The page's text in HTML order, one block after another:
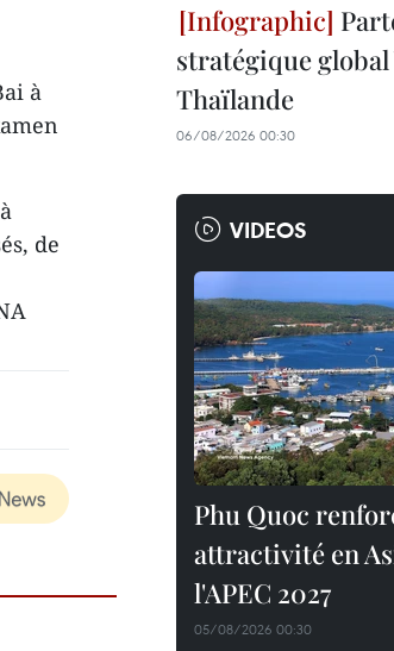
à
de
stratégique
Thaïlande
06/08/2026 00:30
VIDEOS
Phu Quoc
attractivité en
l'APEC 2027
05/08/2026 00:30